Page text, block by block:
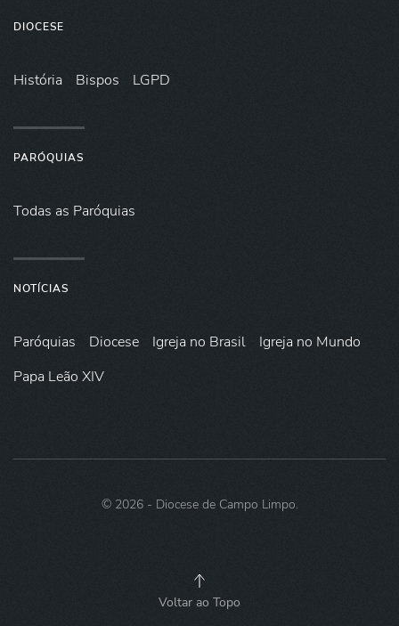
DIOCESE
História Bispos LGPD
PARÓQUIAS
Todas as Paróquias
NOTÍCIAS
Paróquias Diocese Igreja no Brasil
Igreja no Mundo
Papa Leão XIV
© 2026- Diocese de Campo Limpo.
Voltar ao Topo